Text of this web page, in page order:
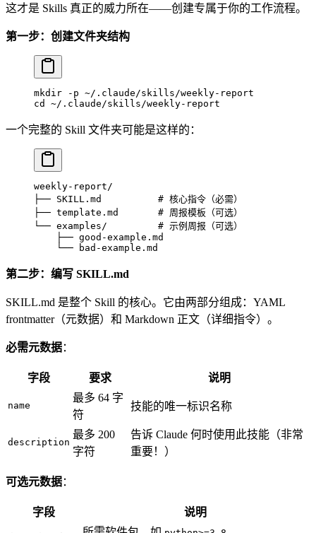
这才是 Skills 真正的威力所在——创建专属于你的工作流程。
第一步：创建文件夹结构
mkdir -p ~/.claude/skills/weekly-report
cd
~/.claude/skills/weekly-report
一个完整的 Skill 文件夹可能是这样的：
weekly-report/
├── SKILL.md          # 核心指令（必需）
├── template.md       # 周报模板（可选）
└── examples/         # 示例周报（可选）
    ├── good-example.md
    └── bad-example.md
第二步：编写 SKILL.md
SKILL.md 是整个 Skill 的核心。它由两部分组成：YAML
frontmatter（元数据）和 Markdown 正文（详细指令）。
必需元数据：
字段 要求 说明
name
最多 64 字
符
技能的唯一标识名称
description
最多 200
字符
告诉 Claude 何时使用此技能（非常
重要！）
可选元数据：
字段 说明